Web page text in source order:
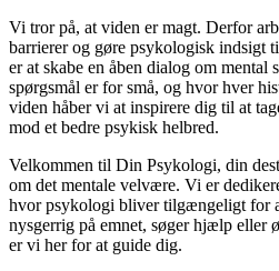
Vi tror på, at viden er magt. Derfor
barrierer og gøre psykologisk indsigt
er at skabe en åben dialog om mental
spørgsmål er for små, og hvor hver
viden håber vi at inspirere dig til at
mod et bedre psykisk helbred.
Velkommen til Din Psykologi, din
om det mentale velvære. Vi er
hvor psykologi bliver tilgængeligt for
nysgerrig på emnet, søger hjælp eller
er vi her for at guide dig.